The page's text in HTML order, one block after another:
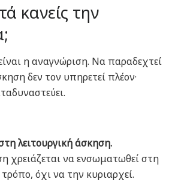
κανείς την
η αναγνώριση. Να παραδεχτεί
δεν τον υπηρετεί πλέον·
λειτουργική άσκηση.
χρειάζεται να ενσωματωθεί στη
όχι να την κυριαρχεί.